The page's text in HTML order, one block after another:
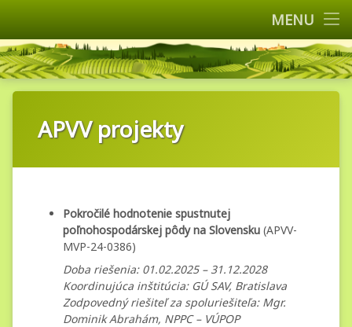
MENU
Kontakty
Referencie
Činnosť
Služby
Podujatia
Publikácie
Fotogaléria
Prejsť
na
obsah
Výskumný
APVV projekty
Pokročilé hodnotenie spustnutej
poľnohospodárskej pôdy na Slovensku (APVV-
MVP-24-0386)
Doba riešenia: 01.02.2025 – 31.12.2028
Koordinujúca inštitúcia: GÚ SAV, Bratislava
Zodpovedný riešiteľ za spoluriešiteľa: Mgr.
Dominik Abrahám, NPPC – VÚPOP